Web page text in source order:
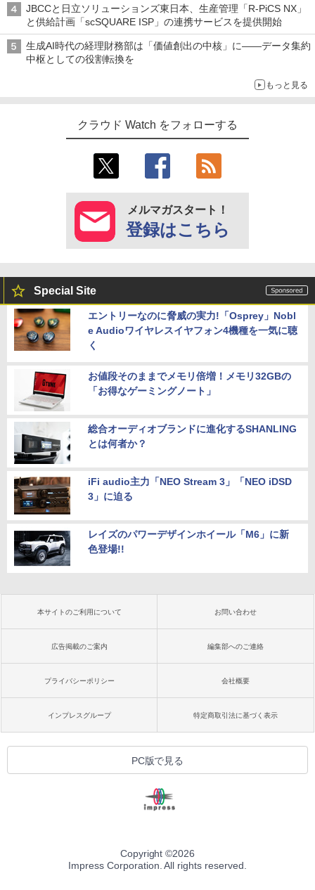
JBCCと日立ソリューションズ東日本、生産管理「R-PiCS NX」
と供給計画「scSQUARE ISP」の連携サービスを提供開始
生成AI時代の経理財務部は「価値創出の中核」に――データ集約
中枢としての役割転換を
もっと見る
クラウド Watch をフォローする
メルマガスタート！
登録はこちら
Special Site
エントリーなのに脅威の実力!「Osprey」Nobl
e Audioワイヤレスイヤフォン4機種を一気に聴
く
お値段そのままでメモリ倍増！メモリ32GBの
「お得なゲーミングノート」
総合オーディオブランドに進化するSHANLING
とは何者か？
iFi audio主力「NEO Stream 3」「NEO iDSD
3」に迫る
レイズのパワーデザインホイール「M6」に新
色登場!!
本サイトのご利用について お問い合わせ
広告掲載のご案内 編集部へのご連絡
プライバシーポリシー 会社概要
インプレスグループ 特定商取引法に基づく表示
PC版で見る
Copyright ©2026
Impress Corporation. All rights reserved.